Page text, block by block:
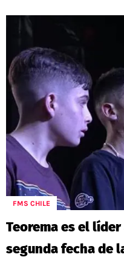
FMS CHILE
Teorema es el
segunda fecha de